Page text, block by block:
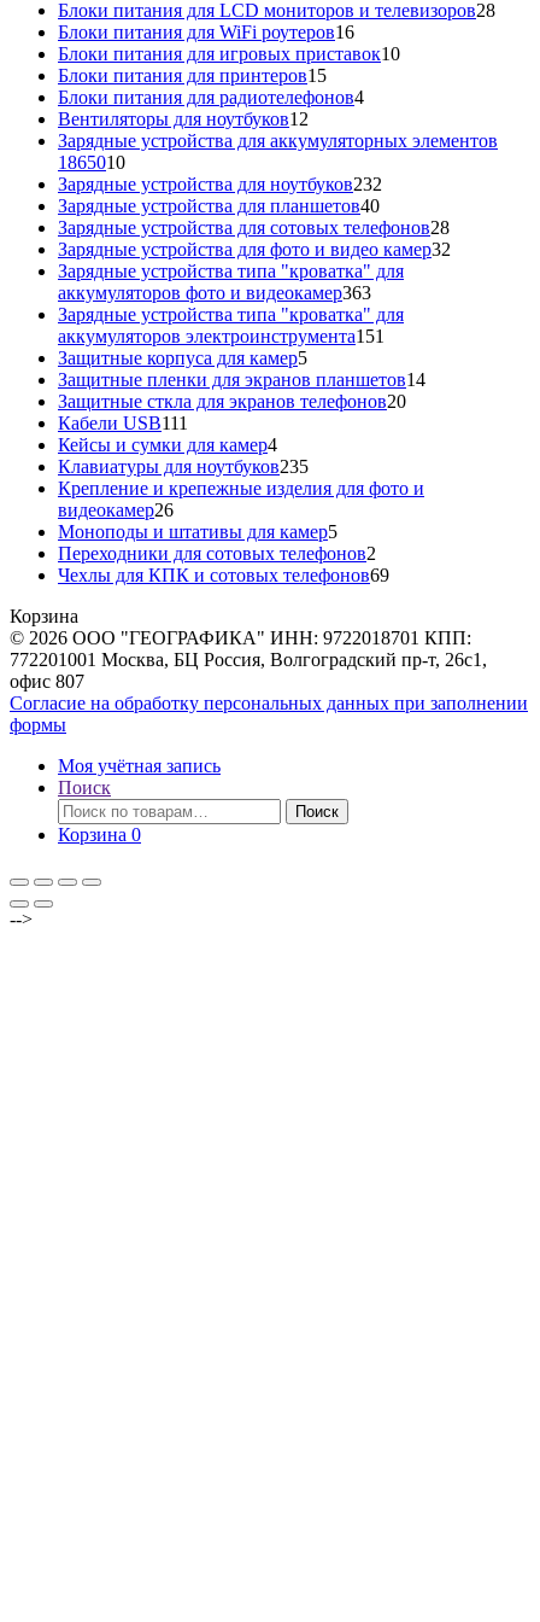
товаров
Блоки питания для LCD мониторов и телевизоров2828
Блоки питания для WiFi роутеров1616
товаров
Блоки питания для игровых приставок1010
Блоки питания для принтеров1515
товаров
Блоки питания для радиотелефонов44
Вентиляторы для ноутбуков12
товаров
Зарядные устройства для аккумуляторных элементов
186501010
товаров
Зарядные устройства для ноутбуков232
Зарядные устройства для планшетов4040
товаров
Зарядные устройства для сотовых телефонов2828
товаров
Зарядные устройства для фото и видео камер32
Зарядные устройства типа "кроватка" для
аккумуляторов фото и видеокамер363363
товара
Зарядные устройства типа "кроватка" для
аккумуляторов электроинструмента151
Защитные корпуса для камер55
товаров
Защитные пленки для экранов планшетов1414
Защитные сткла для экранов телефонов2020
Кабели USB111
товаров
Кейсы и сумки для камер44
товара
Клавиатуры для ноутбуков235235
товаров
Крепление и крепежные изделия для фото и
видеокамер2626
товаров
Моноподы и штативы для камер55
товаров
Переходники для сотовых телефонов2
товара
Чехлы для КПК и сотовых телефонов6969
Корзина
© 2026 ООО "ГЕОГРАФИКА" ИНН: 9722018701 КПП:
772201001 Москва, БЦ Россия, Волгоградский пр-т, 26с1,
офис 807
Согласие на обработку персональных данных при заполнении
формы
Моя учётная запись
Поиск
Искать:
Поиск
Корзина 0
-->